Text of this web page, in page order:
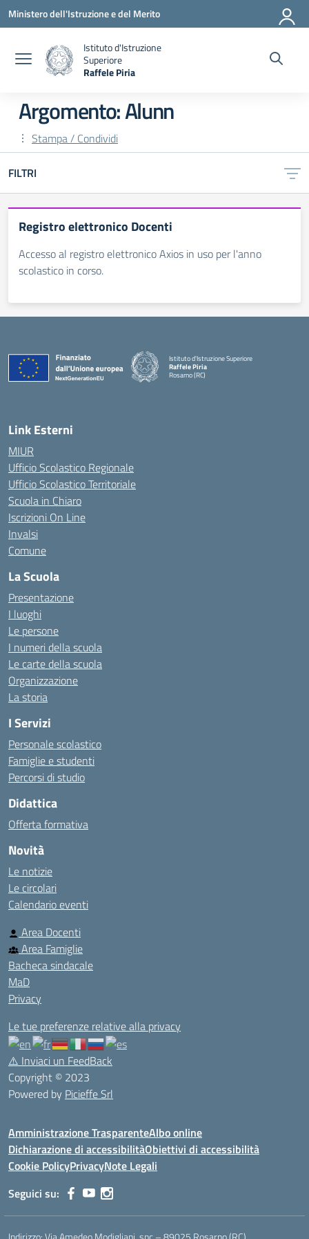
Vai ai contenuti
Vai al menu di navigazione
Vai al footer
Ministero dell'Istruzione e del Merito
Istituto d'Istruzione
Superiore
Raffele Piria
Argomento: Alunn
Stampa / Condividi
FILTRI
Registro elettronico Docenti
Accesso al registro elettronico Axios in uso per l'anno
scolastico in corso.
Istituto d'Istruzione Superiore
Raffele Piria
Rosarno (RC)
Link Esterni
MIUR
Ufficio Scolastico Regionale
Ufficio Scolastico Territoriale
Scuola in Chiaro
Iscrizioni On Line
Invalsi
Comune
La Scuola
Presentazione
I luoghi
Le persone
I numeri della scuola
Le carte della scuola
Organizzazione
La storia
I Servizi
Personale scolastico
Famiglie e studenti
Percorsi di studio
Didattica
Offerta formativa
Novità
Le notizie
Le circolari
Calendario eventi
Area Docenti
Area Famiglie
Bacheca sindacale
MaD
Privacy
Le tue preferenze relative alla privacy
⚠️ Inviaci un FeedBack
Copyright © 2023
Powered by Picieffe Srl
Amministrazione TrasparenteAlbo online
Dichiarazione di accessibilitàObiettivi di accessibilità
Cookie PolicyPrivacyNote Legali
Seguici su: